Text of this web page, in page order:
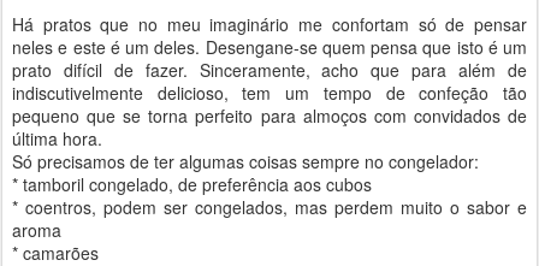
Há pratos que no meu imaginário me confortam só de pensar
neles e este é um deles. Desengane-se quem pensa que isto é um
prato difícil de fazer. Sinceramente, acho que para além de
indiscutivelmente delicioso, tem um tempo de confeção tão
pequeno que se torna perfeito para almoços com convidados de
última hora.
Só precisamos de ter algumas coisas sempre no congelador:
* tamboril congelado, de preferência aos cubos
* coentros, podem ser congelados, mas perdem muito o sabor e
aroma
* camarões